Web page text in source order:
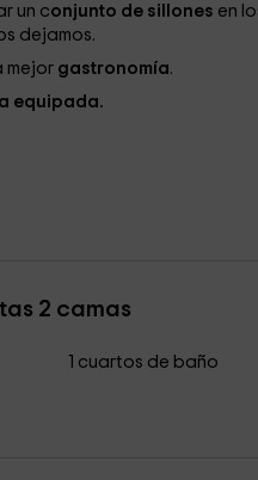
un conjunto de sillones en
dejamos.
mejor gastronomía.
equipada.
2 camas
1 cuartos de baño